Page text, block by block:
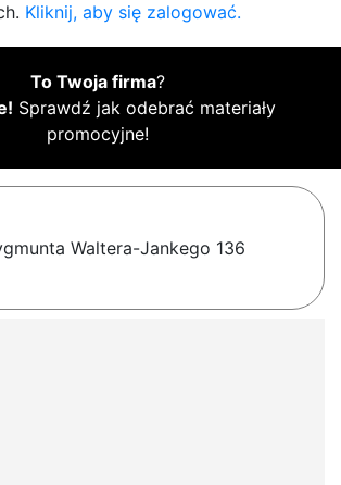
Kliknij, aby się zalogować.
To Twoja firma?
Sprawdź jak odebrać materiały
promocyjne!
Waltera-Jankego 136